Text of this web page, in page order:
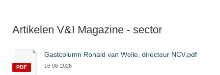
Artikelen V&I Magazine - sector
PDF
Gastcolumn Ronald van Welie, directeur NCV.pdf
16-06-2026